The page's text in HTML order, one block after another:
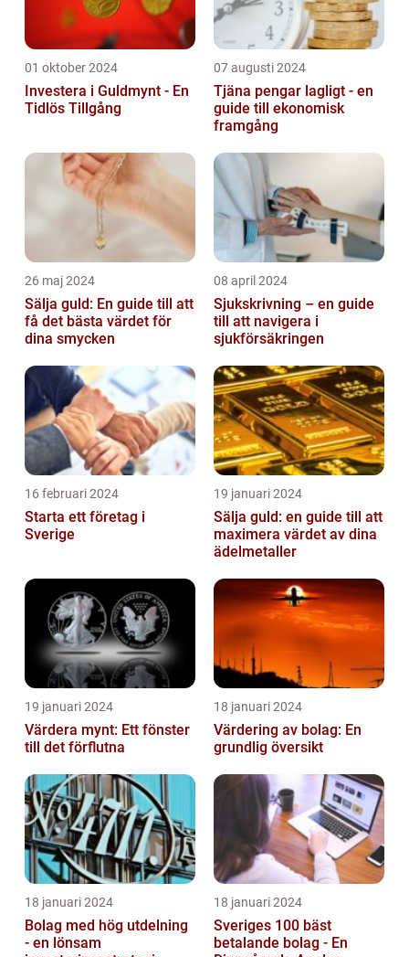
01 oktober 2024
Investera i Guldmynt - En
Tidlös Tillgång
07 augusti 2024
Tjäna pengar lagligt - en
guide till ekonomisk
framgång
26 maj 2024
Sälja guld: En guide till att
få det bästa värdet för
dina smycken
08 april 2024
Sjukskrivning – en guide
till att navigera i
sjukförsäkringen
16 februari 2024
Starta ett företag i
Sverige
19 januari 2024
Sälja guld: en guide till att
maximera värdet av dina
ädelmetaller
19 januari 2024
Värdera mynt: Ett fönster
till det förflutna
18 januari 2024
Värdering av bolag: En
grundlig översikt
18 januari 2024
Bolag med hög utdelning
- en lönsam
18 januari 2024
Sveriges 100 bäst
betalande bolag - En